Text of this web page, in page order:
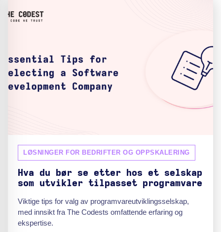
LØSNINGER FOR BEDRIFTER OG OPPSKALERING
Hva du bør se etter hos et selskap
som utvikler tilpasset programvare
Viktige tips for valg av programvareutviklingsselskap,
med innsikt fra The Codests omfattende erfaring og
ekspertise.